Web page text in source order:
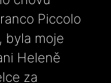
Piccolo
byla moje
Heleně
za